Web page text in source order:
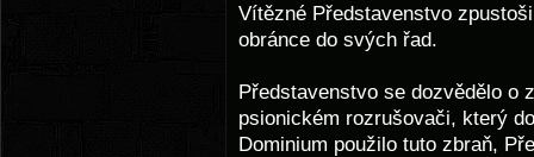
Vítězné Představenstvo
obránce do svých řad.
Představenstvo se dozvědělo o
psionickém rozrušovači, který
Dominium použilo tuto zbraň,